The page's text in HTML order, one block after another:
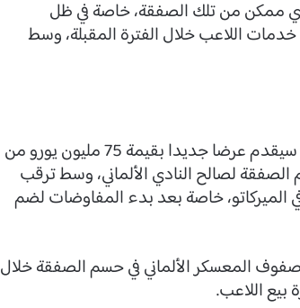
ممكن من تلك الصفقة، خاصة في ظل
اللاعب خلال الفترة المقبلة، وسط
سيقدم عرضا جديدا بقيمة 75 مليون يورو من
لصالح النادي الألماني، وسط ترقب
الميركاتو، خاصة بعد بدء المفاوضات لضم
المعسكر الألماني في حسم الصفقة خلال
بيع اللاعب.